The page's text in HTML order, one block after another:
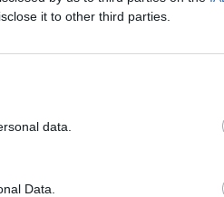
it to other third parties.
data.
Data.
редактором газеты
ТГ-канале: